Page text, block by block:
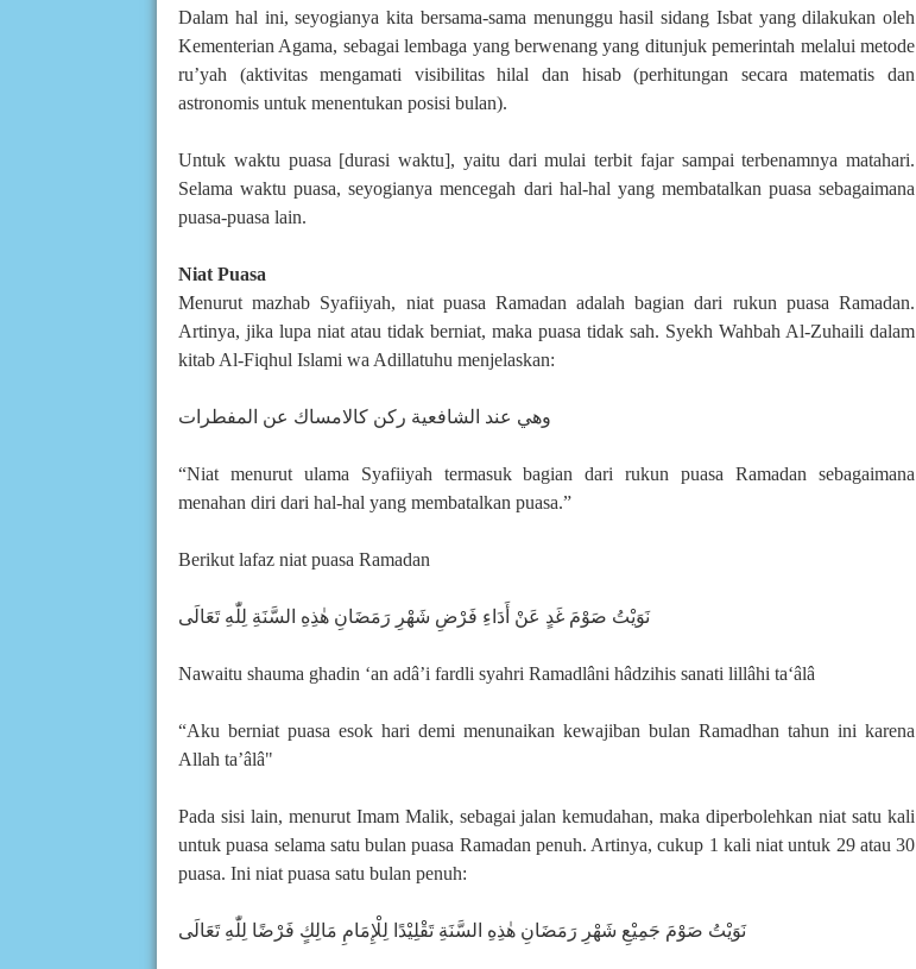
Dalam hal ini, seyogianya kita bersama-sama menunggu hasil sidang Isbat yang dilakukan oleh
Kementerian Agama, sebagai lembaga yang berwenang yang ditunjuk pemerintah melalui metode
ru’yah (aktivitas mengamati visibilitas hilal dan hisab (perhitungan secara matematis dan
astronomis untuk menentukan posisi bulan).
Untuk waktu puasa [durasi waktu], yaitu dari mulai terbit fajar sampai terbenamnya matahari.
Selama waktu puasa, seyogianya mencegah dari hal-hal yang membatalkan puasa sebagaimana
puasa-puasa lain.
Niat Puasa
Menurut mazhab Syafiiyah, niat puasa Ramadan adalah bagian dari rukun puasa Ramadan.
Artinya, jika lupa niat atau tidak berniat, maka puasa tidak sah. Syekh Wahbah Al-Zuhaili dalam
kitab Al-Fiqhul Islami wa Adillatuhu menjelaskan:
وهي عند الشافعية ركن كالامساك عن المفطرات
“Niat menurut ulama Syafiiyah termasuk bagian dari rukun puasa Ramadan sebagaimana
menahan diri dari hal-hal yang membatalkan puasa.”
Berikut lafaz niat puasa Ramadan
نَوَيْتُ صَوْمَ غَدٍ عَنْ أَدَاءِ فَرْضِ شَهْرِ رَمَضَانِ هٰذِهِ السَّنَةِ لِلّٰهِ تَعَالَى
Nawaitu shauma ghadin ‘an adâ’i fardli syahri Ramadlâni hâdzihis sanati lillâhi ta‘âlâ
“Aku berniat puasa esok hari demi menunaikan kewajiban bulan Ramadhan tahun ini karena
Allah ta’âlâ"
Pada sisi lain, menurut Imam Malik, sebagai jalan kemudahan, maka diperbolehkan niat satu kali
untuk puasa selama satu bulan puasa Ramadan penuh. Artinya, cukup 1 kali niat untuk 29 atau 30
puasa. Ini niat puasa satu bulan penuh:
نَوَيْتُ صَوْمَ جَمِيْعِ شَهْرِ رَمَضَانِ هٰذِهِ السَّنَةِ تَقْلِيْدًا لِلْإِمَامِ مَالِكٍ فَرْضًا لِلّٰهِ تَعَالَى